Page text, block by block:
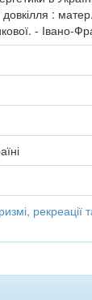
довкілля :
- Івано-
рекреації